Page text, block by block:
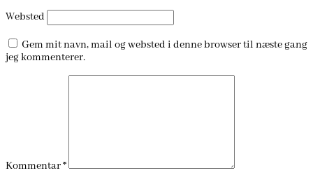
Websted
Gem mit navn, mail og websted i denne browser til næste gang
jeg kommenterer.
Kommentar*